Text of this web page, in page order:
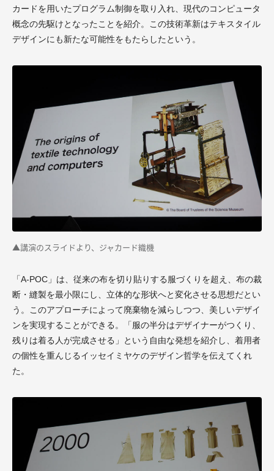
カードを用いたプログラム制御を取り入れ、現代のコンピュータ
概念の先駆けとなったことを紹介。この技術革新はテキスタイル
デザインにも新たな可能性をもたらしたという。
▲講演のスライドより、ジャカード織機
「A-POC」は、従来の布を切り貼りする服づくりを超え、布の裁
断・縫製を最小限にし、立体的な形状へと変化させる思想だとい
う。このアプローチによって廃棄物を減らしつつ、美しいデザイ
ンを実現することができる。「服の半分はデザイナーがつくり、
残りは着る人が完成させる」という自由な発想を紹介し、着用者
の個性を重んじるイッセイミヤケのデザイン哲学を伝えてくれ
た。